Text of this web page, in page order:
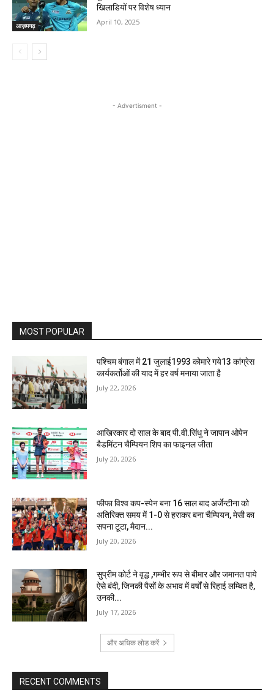
आज़मगढ़
खिलाडियों पर विशेष ध्यान
April 10, 2025
- Advertisment -
MOST POPULAR
पश्चिम बंगाल में 21 जुलाई1993 कोमारे गये13 कांग्रेस
कार्यकर्तोओं की याद में हर वर्ष मनाया जाता है
July 22, 2026
आखिरकार दो साल के बाद पी.वी.सिंधु ने जापान ओपेन
बैडमिंटन चैम्पियन शिप का फाइनल जीता
July 20, 2026
फीफा विश्व कप-स्पेन बना 16 साल बाद अर्जेन्टीना को
अतिरिक्त समय में 1-0 से हराकर बना चैम्पियन, मेसी का
सपना टूटा, मैदान...
July 20, 2026
सुप्रीम कोर्ट ने वृद्ध ,गम्भीर रूप से बीमार और जमानत पाये
ऐसे बंदी, जिनकी पैसों के अभाव में वर्षों से रिहाई लम्बित है,
उनकी...
July 17, 2026
और अधिक लोड करें
RECENT COMMENTS